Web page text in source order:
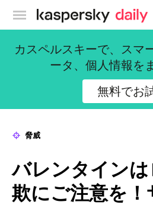
カスペル
カスペルスキーで、スマ
ータ、個人情報を
無料でお
脅威
バレンタイン
欺にご注意を